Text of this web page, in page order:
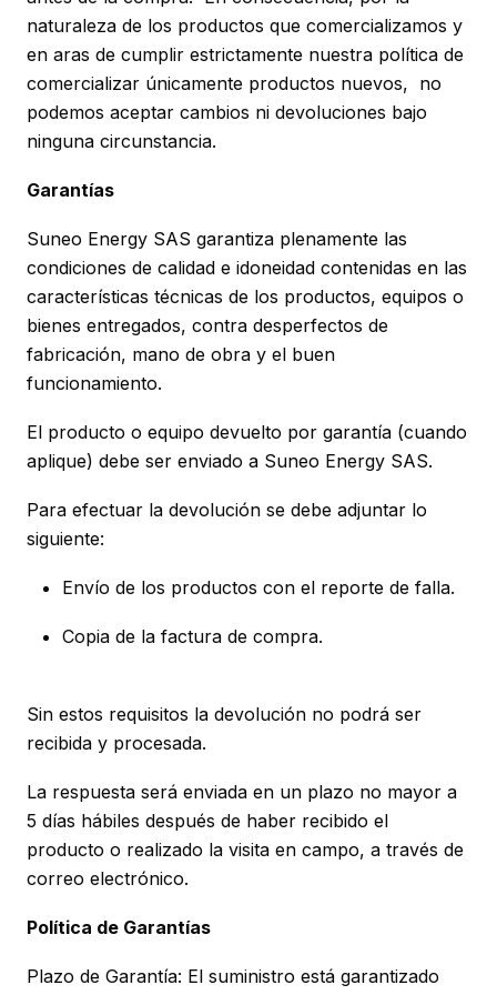
naturaleza de los productos que comercializamos y
en aras de cumplir estrictamente nuestra política de
comercializar únicamente productos nuevos, no
podemos aceptar cambios ni devoluciones bajo
ninguna circunstancia.
Garantías
Suneo Energy SAS garantiza plenamente las
condiciones de calidad e idoneidad contenidas en las
características técnicas de los productos, equipos o
bienes entregados, contra desperfectos de
fabricación, mano de obra y el buen
funcionamiento.
El producto o equipo devuelto por garantía (cuando
aplique) debe ser enviado a Suneo Energy SAS.
Para efectuar la devolución se debe adjuntar lo
siguiente:
Envío de los productos con el reporte de falla.
Copia de la factura de compra.
Sin estos requisitos la devolución no podrá ser
recibida y procesada.
La respuesta será enviada en un plazo no mayor a
5 días hábiles después de haber recibido el
producto o realizado la visita en campo, a través de
correo electrónico.
Política de Garantías
Plazo de Garantía: El suministro está garantizado